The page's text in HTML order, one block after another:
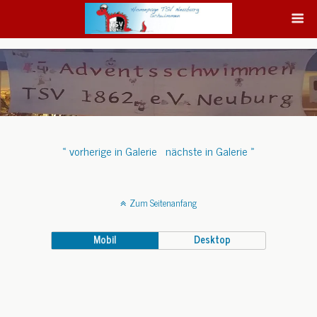
« vorherige in Galerie nächste in Galerie »
Zum Seitenanfang
Mobil Desktop